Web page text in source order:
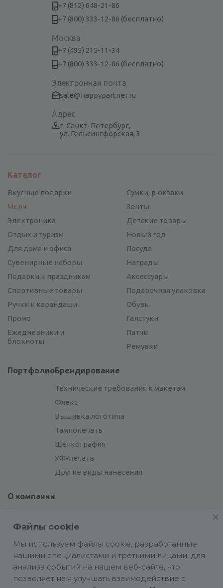
+7 (812) 648-21-86
+7 (800) 333-12-86 (бесплатно)
Москва
+7 (495) 215-11-34
+7 (800) 333-12-86 (бесплатно)
Электронная почта
sale@happypartner.ru
Адрес
г. Санкт-Петербург,
ул. Гельсингфорская, 3
Каталог
Вкусные подарки
Мерч
Электроника
Отдых и туризм
Для дома и офиса
Сувенирные наборы
Подарки к праздникам
Спортивные товары
Ручки и карандаши
Промо
Ежедневники и
блокноты
Сумки, рюкзаки
Зонты
Детские товары
Новый год
Посуда
Награды
Аксессуары
Подарочная упаковка
Обувь
Галстуки
Патчи
Ремувки
ПортфолиоБрендирование
Технические требования к макетам
Флекс
Вышивка логотипа
Тампопечать
Шелкография
УФ-печать
Другие виды нанесения
О компании
Сотрудники
Сотрудничество
Вакансии
Файлы cookie
Мы используем файлы cookie, разработанные
нашими специалистами и третьими лицами, для
анализа событий на нашем веб-сайте, что
позволяет нам улучшать взаимодействие с